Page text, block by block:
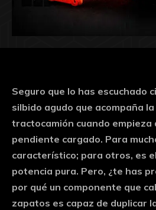
Seguro que lo has escuchado
silbido agudo que acompaña
tractocamión cuando empieza
pendiente cargado. Para
característico; para otros, es
potencia pura. Pero, ¿te has
por qué un componente que
zapatos es capaz de duplicar